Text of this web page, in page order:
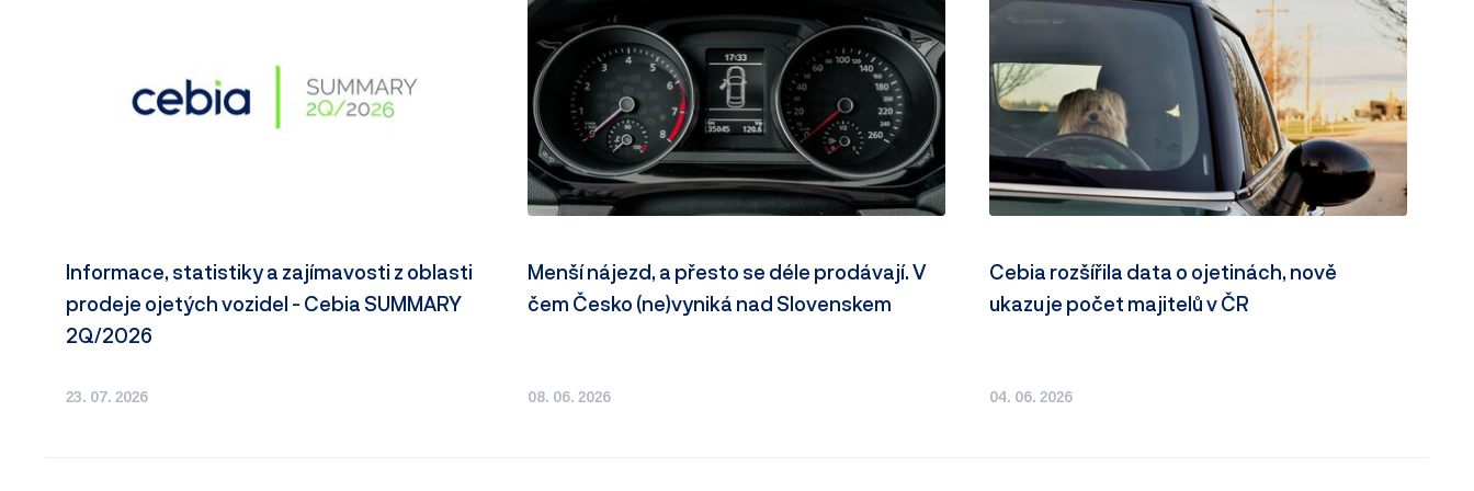
23. 07. 2026
Informace, statistiky a zajímavosti z oblasti
prodeje ojetých vozidel - Cebia SUMMARY
2Q/2026
08. 06. 2026
Menší nájezd, a přesto se déle prodávají. V
čem Česko (ne)vyniká nad Slovenskem
04. 06. 2026
Cebia rozšířila data o ojetinách, nově
ukazuje počet majitelů v ČR